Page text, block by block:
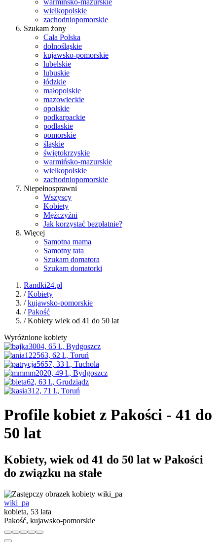
warmińsko-mazurskie
wielkopolskie
zachodniopomorskie
Szukam żony
Cała Polska
dolnośląskie
kujawsko-pomorskie
lubelskie
lubuskie
łódzkie
małopolskie
mazowieckie
opolskie
podkarpackie
podlaskie
pomorskie
śląskie
świętokrzyskie
warmińsko-mazurskie
wielkopolskie
zachodniopomorskie
Niepełnosprawni
Wszyscy
Kobiety
Mężczyźni
Jak korzystać bezpłatnie?
Więcej
Samotna mama
Samotny tata
Szukam domatora
Szukam domatorki
Randki24.pl
/Kobiety
/kujawsko-pomorskie
/Pakość
/ Kobiety wiek od 41 do 50 lat
Wyróżnione kobiety
Profile kobiet z Pakości - 41 do
50 lat
Kobiety, wiek od 41 do 50 lat w Pakości
do związku na stałe
wiki_pa
kobieta, 53 lata
Pakość, kujawsko-pomorskie